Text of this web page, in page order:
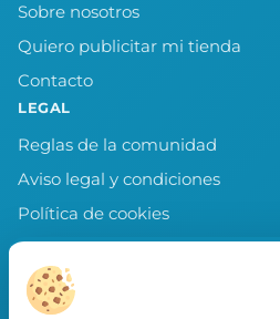
Sobre nosotros
Quiero publicitar mi tienda
Contacto
LEGAL
Reglas de la comunidad
Aviso legal y condiciones
Política de cookies
Política de privacidad
Preferencias de cookies